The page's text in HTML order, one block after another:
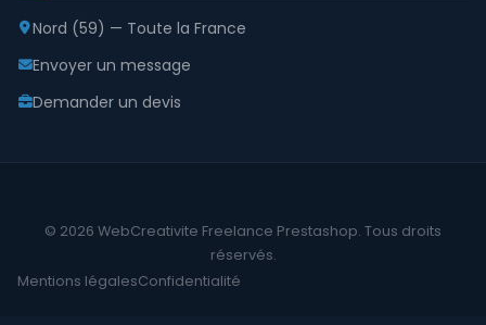
Nord (59) — Toute la France
Envoyer un message
Demander un devis
© 2026 WebCreativite Freelance Prestashop. Tous droits
réservés.
Mentions légalesConfidentialité